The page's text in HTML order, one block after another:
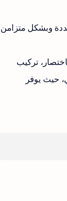
وبشكل متزامن
تركيب
حيث يوفر